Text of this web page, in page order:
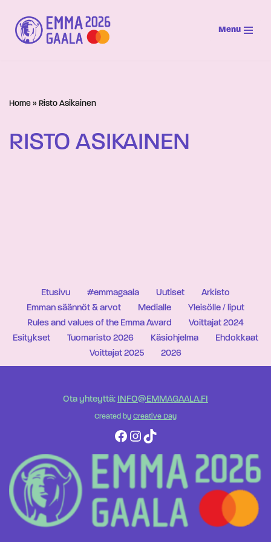
Siirry
suoraan
Menu
Home » Risto Asikainen
RISTO ASIKAINEN
Etusivu #emmagaala Uutiset
Arkisto
Emman säännöt & arvot
Medialle
Yleisölle / liput
Rules and values of the Emma Award
Voittajat 2024
Esitykset
Tuomaristo 2026 Käsiohjelma
Ehdokkaat
Voittajat 2025
2026
Ota yhteyttä: INFO@EMMAGAALA.FI
Created by Creative Day